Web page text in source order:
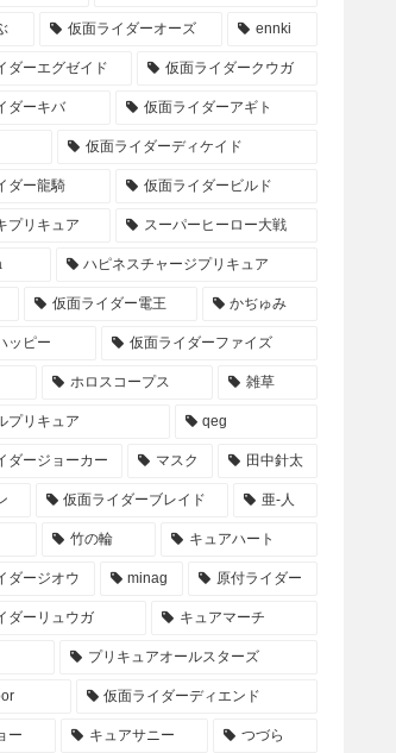
仮面ライダーオーズ ennki
ダーエグゼイド 仮面ライダークウガ
ダーキバ 仮面ライダーアギト
仮面ライダーディケイド
ダー龍騎 仮面ライダービルド
プリキュア スーパーヒーロー大戦
ハピネスチャージプリキュア
仮面ライダー電王 かぢゅみ
ッピー 仮面ライダーファイズ
ホロスコープス 雑草
プリキュア qeg
ダージョーカー マスク 田中針太
仮面ライダーブレイド 亜-人
竹の輪 キュアハート
ダージオウ minag 原付ライダー
ダーリュウガ キュアマーチ
プリキュアオールスターズ
仮面ライダーディエンド
ー キュアサニー つづら